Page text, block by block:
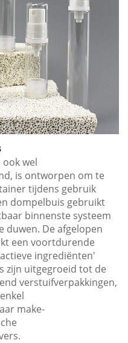
wel
is ontworpen om te
tijdens gebruik
dompelbuis gebruikt
binnenste systeem
duwen. De afgelopen
een voortdurende
ingrediënten'
zijn uitgegroeid tot de
verstuifverpakkingen,
make-